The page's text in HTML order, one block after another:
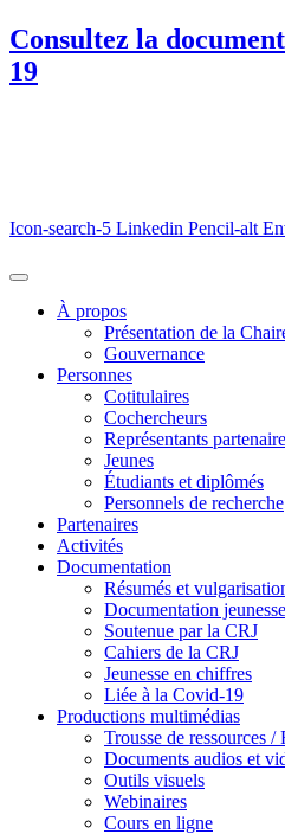
Consultez la
19
Icon-search-5 Linkedin Pencil-alt
À propos
Présentation de la
Gouvernance
Personnes
Cotitulaires
Cochercheurs
Représentants
Jeunes
Étudiants et diplômés
Personnels de recherche
Partenaires
Activités
Documentation
Résumés et
Documentation jeunesse
Soutenue par la CRJ
Cahiers de la CRJ
Jeunesse en chiffres
Liée à la Covid-19
Productions multimédias
Trousse de ressources
Documents audios et
Outils visuels
Webinaires
Cours en ligne